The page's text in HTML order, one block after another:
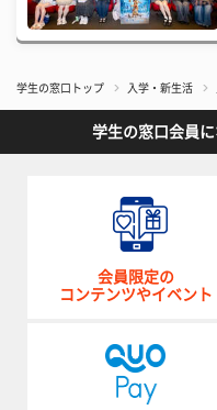
学生の窓口トップ 入学・新生活
学生の窓口会員
会員限定の
コンテンツやイベント